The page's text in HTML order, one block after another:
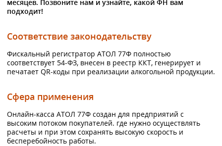
месяцев. Позвоните нам и узнайте, какой ФН вам
подходит!
Соответствие законодательству
Фискальный регистратор АТОЛ 77Ф полностью
соответствует 54-ФЗ, внесен в реестр ККТ, генерирует и
печатает QR-коды при реализации алкогольной продукции.
Сфера применения
Онлайн-касса АТОЛ 77Ф создан для предприятий с
высоким потоком покупателей. где нужно осуществлять
расчеты и при этом сохранять высокую скорость и
бесперебойность работы.